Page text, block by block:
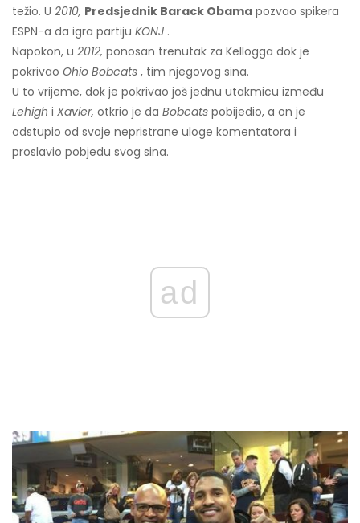
težio. U 2010, Predsjednik Barack Obama pozvao spikera
ESPN-a da igra partiju KONJ .
Napokon, u 2012, ponosan trenutak za Kellogga dok je
pokrivao Ohio Bobcats , tim njegovog sina.
U to vrijeme, dok je pokrivao još jednu utakmicu između
Lehigh i Xavier, otkrio je da Bobcats pobijedio, a on je
odstupio od svoje nepristrane uloge komentatora i
proslavio pobjedu svog sina.
ad